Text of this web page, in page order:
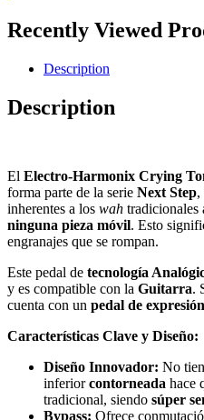
Recently Viewed
Description
Description
El Electro-Harmonix Crying
forma parte de la serie Next Step,
inherentes a los wah tradicionales
ninguna pieza móvil. Esto
engranajes que se rompan.
Este pedal de tecnología
y es compatible con la Guitarra.
cuenta con un pedal de
Características Clave y Diseño:
Diseño Innovador: No
inferiorcontorneada hace
tradicional, siendo súper
Bypass: Ofrece